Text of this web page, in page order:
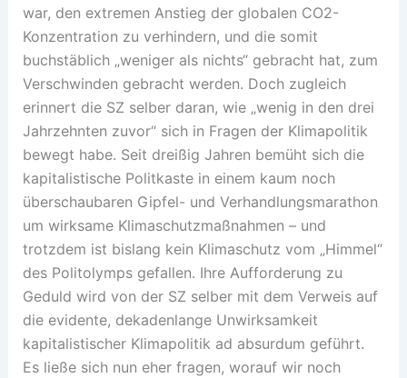
war, den extremen Anstieg der globalen CO2-
Konzentration zu verhindern, und die somit
buchstäblich „weniger als nichts“ gebracht hat, zum
Verschwinden gebracht werden. Doch zugleich
erinnert die SZ selber daran, wie „wenig in den drei
Jahrzehnten zuvor“ sich in Fragen der Klimapolitik
bewegt habe. Seit dreißig Jahren bemüht sich die
kapitalistische Politkaste in einem kaum noch
überschaubaren Gipfel- und Verhandlungsmarathon
um wirksame Klimaschutzmaßnahmen – und
trotzdem ist bislang kein Klimaschutz vom „Himmel“
des Politolymps gefallen. Ihre Aufforderung zu
Geduld wird von der SZ selber mit dem Verweis auf
die evidente, dekadenlange Unwirksamkeit
kapitalistischer Klimapolitik ad absurdum geführt.
Es ließe sich nun eher fragen, worauf wir noch